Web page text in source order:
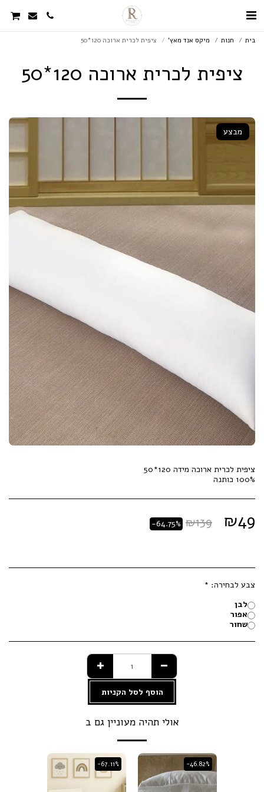
בית חנות מיקס אנד מאץ' ציפית לכרית ארוכה 120*50
ציפית לכרית ארוכה 120*50
מבצע
100% כותנה
₪49
₪139
-64.75%
צבע לבחירה: *
לבן
אפור
שחור
הוסף לסל הקניות
אולי תהיה מעוניין גם ב
-46.82%
-67.11%